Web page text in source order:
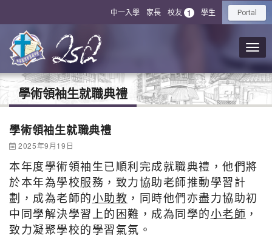
中一入學 家長 校友 1 學生 Portal
學術領袖生就職典禮
學術領袖生就職典禮
2025年9月19日
本年度學術領袖生已順利完成就職典禮，他們將
於本年為學校服務，致力協助老師推動學習計
劃，成為老師的小助教 ，同時他們亦盡力協助初
中同學解決學習上的困難，成為同學的小老師 ，
致力凝聚學校的學習氣氛。